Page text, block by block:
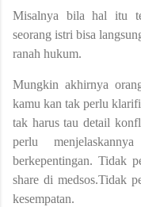
Misalnya bila hal itu
seorang istri bisa
ranah hukum.
Mungkin akhirnya
kamu kan tak perlu
tak harus tau detail
perlu
berkepentingan. Tidak
share di medsos.Tidak
kesempatan.